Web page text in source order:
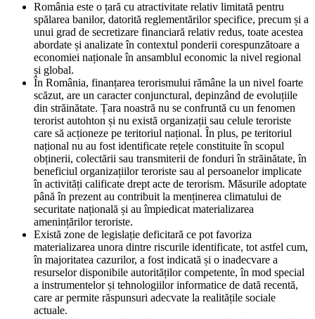
România este o țară cu atractivitate relativ limitată pentru
spălarea banilor, datorită reglementărilor specifice, precum și a
unui grad de secretizare financiară relativ redus, toate acestea
abordate și analizate în contextul ponderii corespunzătoare a
economiei naționale în ansamblul economic la nivel regional
și global.
În România, finanțarea terorismului rămâne la un nivel foarte
scăzut, are un caracter conjunctural, depinzând de evoluțiile
din străinătate. Țara noastră nu se confruntă cu un fenomen
terorist autohton și nu există organizații sau celule teroriste
care să acționeze pe teritoriul național. În plus, pe teritoriul
național nu au fost identificate rețele constituite în scopul
obținerii, colectării sau transmiterii de fonduri în străinătate, în
beneficiul organizațiilor teroriste sau al persoanelor implicate
în activități calificate drept acte de terorism. Măsurile adoptate
până în prezent au contribuit la menținerea climatului de
securitate națională și au împiedicat materializarea
amenințărilor teroriste.
Există zone de legislație deficitară ce pot favoriza
materializarea unora dintre riscurile identificate, tot astfel cum,
în majoritatea cazurilor, a fost indicată și o inadecvare a
resurselor disponibile autorităților competente, în mod special
a instrumentelor și tehnologiilor informatice de dată recentă,
care ar permite răspunsuri adecvate la realitățile sociale
actuale.